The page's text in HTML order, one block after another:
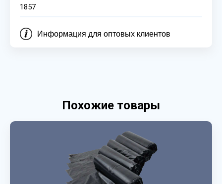
1857
Информация для оптовых клиентов
Похожие товары